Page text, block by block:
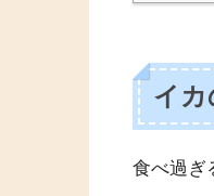
イカ
食べ過ぎ